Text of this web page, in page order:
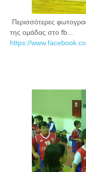
Περισσότερες
της ομάδας στο fb...
https://